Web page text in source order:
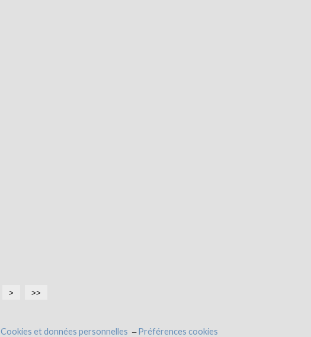
> >>
Cookies et données personnelles Préférences cookies